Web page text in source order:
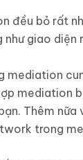
đều bỏ rất
giao
mediation
mediation
Thêm nữa
trong